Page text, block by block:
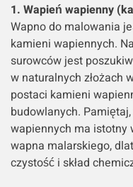
1. Wapień wapienny
Wapno do malowania
kamieni wapiennych.
surowców jest
w naturalnych złożach
postaci kamieni
budowlanych.
wapiennych ma istotny
wapna malarskiego,
czystość i skład